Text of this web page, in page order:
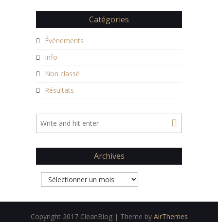
Catégories
Évènements
Info
Non classé
Résultats
Archives
Archives
Copyright 2017 CleanBlog | Theme by AirThemes